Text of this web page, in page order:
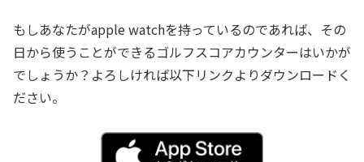
もしあなたがapple watchを持っているのであれば、その
日から使うことができるゴルフスコアカウンターはいかが
でしょうか？よろしければ以下リンクよりダウンロードく
ださい。